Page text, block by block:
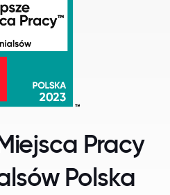
Pracy
Polska